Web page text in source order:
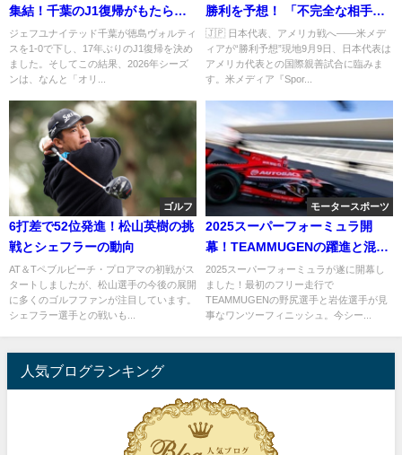
集結！千葉のJ1復帰がもたらす
2026年の歴史的瞬間
ジェフユナイテッド千葉が徳島ヴォルティ
スを1-0で下し、17年ぶりのJ1復帰を決め
ました。そしてこの結果、2026年シーズ
ンは、なんと「オリ...
勝利を予想！ 「不完全な相手を
うまく利用」――アメリカ戦の
スコアは2-1？注目の一戦を徹底
プレビュー
🇯🇵 日本代表、アメリカ戦へ――米メデ
ィアが“勝利予想”現地9月9日、日本代表は
アメリカ代表との国際親善試合に臨みま
す。米メディア『Spor...
ゴルフ
6打差で52位発進！松山英樹の挑
戦とシェフラーの動向
AT＆Tペブルビーチ・プロアマの初戦がス
タートしましたが、松山選手の今後の展開
に多くのゴルフファンが注目しています。
シェフラー選手との戦いも...
モータースポーツ
2025スーパーフォーミュラ開
幕！TEAMMUGENの躍進と混戦
の行方
2025スーパーフォーミュラが遂に開幕し
ました！最初のフリー走行で
TEAMMUGENの野尻選手と岩佐選手が見
事なワンツーフィニッシュ。今シー...
人気ブログランキング